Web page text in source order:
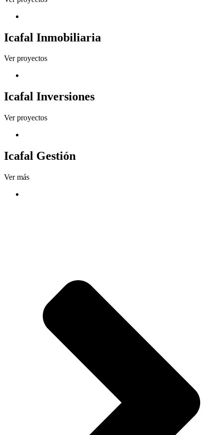
Icafal Inmobiliaria
Ver proyectos
Icafal Inversiones
Ver proyectos
Icafal Gestión
Ver más